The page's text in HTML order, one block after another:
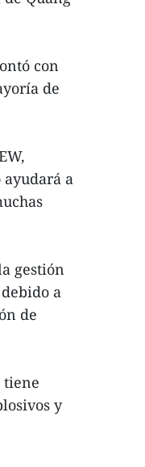
con
de
a
gestión
a
de
tiene
y